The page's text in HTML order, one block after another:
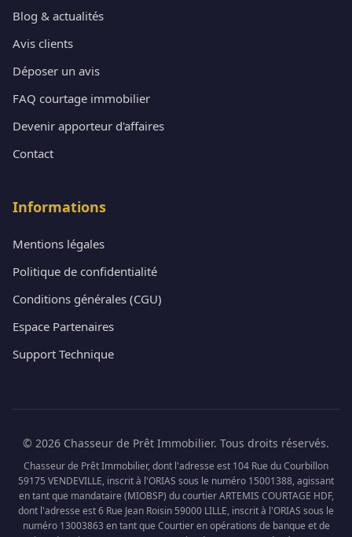
Blog & actualités
Avis clients
Déposer un avis
FAQ courtage immobilier
Devenir apporteur d'affaires
Contact
Informations
Mentions légales
Politique de confidentialité
Conditions générales (CGU)
Espace Partenaires
Support Technique
© 2026 Chasseur de Prêt Immobilier. Tous droits réservés.
Chasseur de Prêt Immobilier, dont l'adresse est 104 Rue du Courbillon
59175 VENDEVILLE, inscrit à l'ORIAS sous le numéro 15001388, agissant
en tant que mandataire (MIOBSP) du courtier ARTEMIS COURTAGE HDF,
dont l'adresse est 6 Rue Jean Roisin 59000 LILLE, inscrit à l'ORIAS sous le
numéro 13003863 en tant que Courtier en opérations de banque et de